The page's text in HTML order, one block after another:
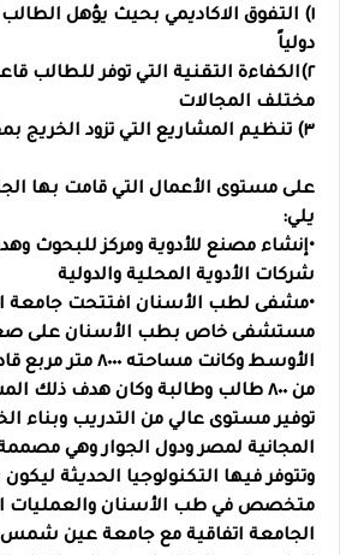
١) التفوق الاكاديمي بحيث يؤهل
دولياً
٢)الكفاءة التقنية التي توفر للطالب
مختلف المجالات
٣) تنظيم المشاريع التي تزود الخريج بمفهوم عمله .
على مستوى الأعمال التي قامت بها
يلي:
•إنشاء مصنع للأدوية ومركز للبحوث
شركات الأدوية المحلية والدولية
مستشفى خاص بطب الأسنان على
الأوسط وكانت
من ٨٠٠ طالب وطالبة وكان هدف ذلك
توفير مستوى عالي من التدريب وبناء
المجانية لمصر ودول الجوار وهي مصممة
وتتوفر فيها التكنولوجيا الحديثة
متخصص في طب الأسنان والعمليات
الجامعة اتفاقية مع جامعة عين شمس